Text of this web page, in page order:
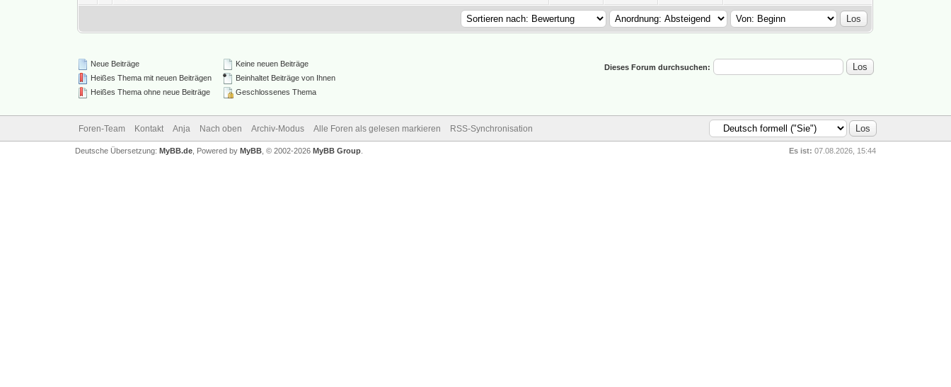
Neue Beiträge
Heißes Thema mit neuen Beiträgen
Heißes Thema ohne neue Beiträge
Keine neuen Beiträge
Beinhaltet Beiträge von Ihnen
Geschlossenes Thema
Dieses Forum durchsuchen:
Foren-Team Kontakt Anja Nach oben Archiv-Modus Alle Foren als gelesen markieren RSS-Synchronisation
Es ist: 07.08.2026, 15:44
Deutsche Übersetzung: MyBB.de, Powered by MyBB, © 2002-2026 MyBB Group.